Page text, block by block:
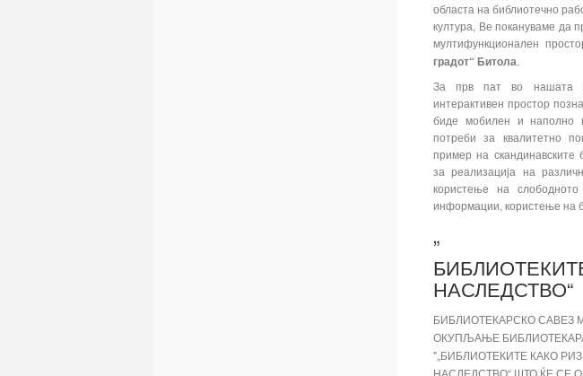
областа на библиотечно
култура, Ве покануваме да
мултифункционален
градот“ Битола.
За прв пат во нашата
интерактивен простор
биде мобилен и наполно
потреби за квалитетно
пример на скандинавските
за реализација на
користење на
информации, користење на
„
НАСЛЕДСТВО“
БИБЛИОТЕКАРСКО САВЕЗ
ОКУПЉАЊЕ
"„БИБЛИОТЕКИТЕ КАКО
НАСЛЕДСТВО“ ШТО ЌЕ СЕ